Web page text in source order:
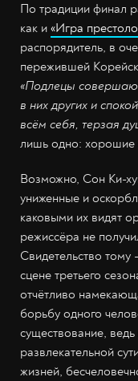
По традиции финал
как и «Игра
распорядитель, в
пережившей
«Подлецы
в них других и
всём себя, терзая
лишь одно: хорошие
Возможно, Сон Ки-
униженные и
каковыми их видят
режиссёра не
Свидетельство
сцене третьего
отчётливо
борьбу одного
существование,
развлекательной
жизней,